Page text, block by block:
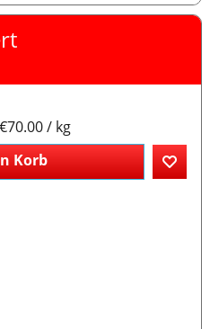
€70.00/ kg
Korb